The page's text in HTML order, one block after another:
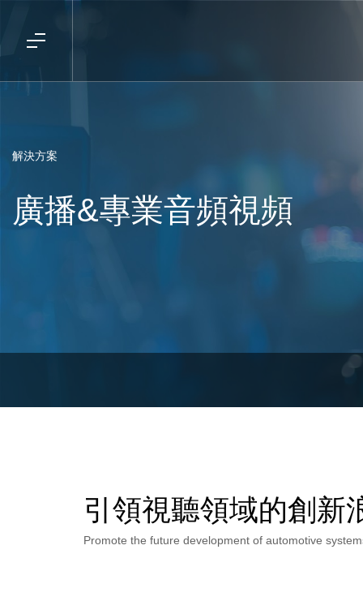
解決方案
廣播&專業音頻視頻
引領視聽領域的創新
Promote the future development of automotive